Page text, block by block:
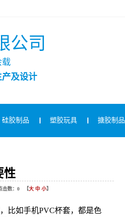
公司
及设计
硅胶制品 塑胶玩具 搪胶制品
性
数： 0 【大 中 小】
比如手机PVC杯套，都是色